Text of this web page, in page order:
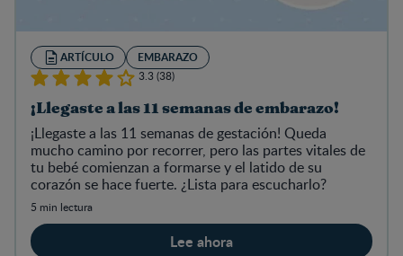
ARTÍCULO EMBARAZO
3.3 (38)
¡Llegaste a las 11 semanas de embarazo!
¡Llegaste a las 11 semanas de gestación! Queda
mucho camino por recorrer, pero las partes vitales de
tu bebé comienzan a formarse y el latido de su
corazón se hace fuerte. ¿Lista para escucharlo?
5 min lectura
Lee ahora